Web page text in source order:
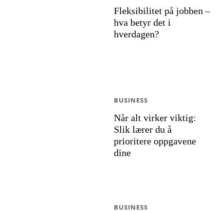
Fleksibilitet på jobben –
hva betyr det i
hverdagen?
Når alt virker viktig:
Slik lærer du å
prioritere oppgavene
dine
BUSINESS
BUSINESS